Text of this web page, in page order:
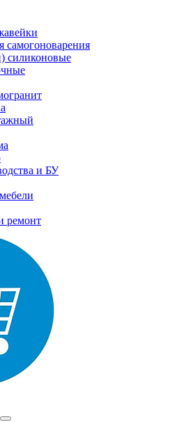
самогоноварения
силиконовые
и БУ
ремонт